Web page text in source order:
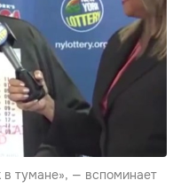
в тумане», — вспоминает